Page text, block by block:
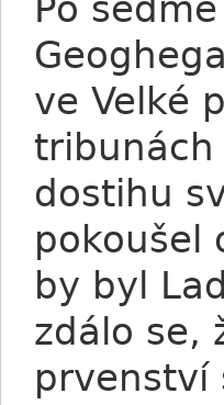
Po
ve Velké
dostihu
pokoušel
by byl
zdálo se,
prvenství